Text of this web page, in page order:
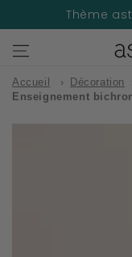
IGNORER LE
CONTENUThème
Accueil › Décoration
Enseignement